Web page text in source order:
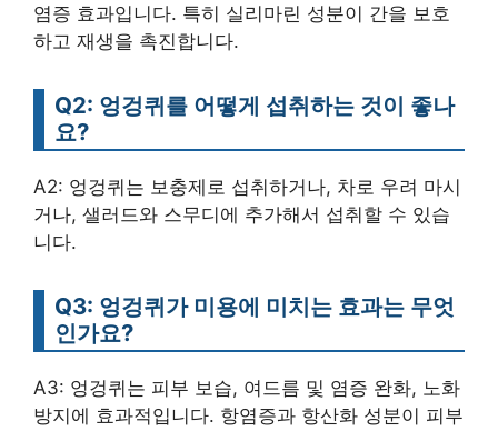
염증 효과입니다. 특히 실리마린 성분이 간을 보호
하고 재생을 촉진합니다.
Q2: 엉겅퀴를 어떻게 섭취하는 것이 좋나
요?
A2: 엉겅퀴는 보충제로 섭취하거나, 차로 우려 마시
거나, 샐러드와 스무디에 추가해서 섭취할 수 있습
니다.
Q3: 엉겅퀴가 미용에 미치는 효과는 무엇
인가요?
A3: 엉겅퀴는 피부 보습, 여드름 및 염증 완화, 노화
방지에 효과적입니다. 항염증과 항산화 성분이 피부